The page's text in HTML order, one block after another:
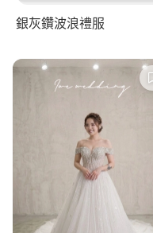
銀灰鑽波浪禮服